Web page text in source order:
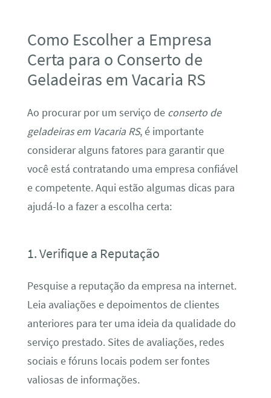
Como Escolher a Empresa
Certa para o Conserto de
Geladeiras em Vacaria RS
Ao procurar por um serviço de conserto de
geladeiras em Vacaria RS, é importante
considerar alguns fatores para garantir que
você está contratando uma empresa confiável
e competente. Aqui estão algumas dicas para
ajudá-lo a fazer a escolha certa:
1. Verifique a Reputação
Pesquise a reputação da empresa na internet.
Leia avaliações e depoimentos de clientes
anteriores para ter uma ideia da qualidade do
serviço prestado. Sites de avaliações, redes
sociais e fóruns locais podem ser fontes
valiosas de informações.